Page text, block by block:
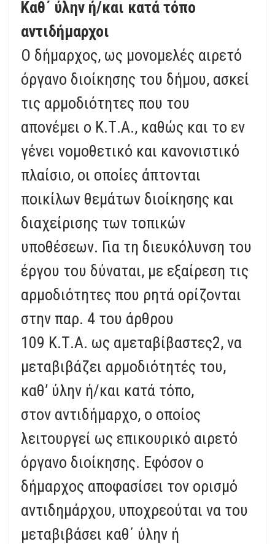
Καθ΄ ύλην ή/και κατά τόπο
αντιδήμαρχοι
Ο δήμαρχος, ως μονομελές αιρετό
όργανο διοίκησης του δήμου, ασκεί
τις αρμοδιότητες που του
απονέμει ο Κ.Τ.Α., καθώς και το εν
γένει νομοθετικό και κανονιστικό
πλαίσιο, οι οποίες άπτονται
ποικίλων θεμάτων διοίκησης και
διαχείρισης των τοπικών
υποθέσεων. Για τη διευκόλυνση του
έργου του δύναται, με εξαίρεση τις
αρμοδιότητες που ρητά ορίζονται
στην παρ. 4 του άρθρου
109 Κ.Τ.Α. ως αμεταβίβαστες2, να
μεταβιβάζει αρμοδιότητές του,
καθ’ ύλην ή/και κατά τόπο,
στον αντιδήμαρχο, ο οποίος
λειτουργεί ως επικουρικό αιρετό
όργανο διοίκησης. Εφόσον ο
δήμαρχος αποφασίσει τον ορισμό
αντιδημάρχου, υποχρεούται να του
μεταβιβάσει καθ΄ ύλην ή